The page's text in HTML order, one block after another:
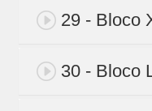
29 - Bloco
30 - Bloco